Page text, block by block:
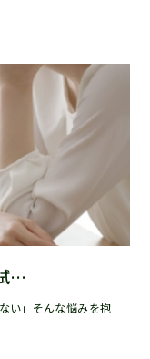
…
い」そんな悩みを抱